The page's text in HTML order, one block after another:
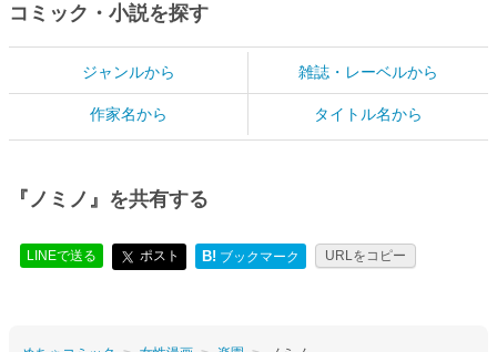
コミック・小説を探す
ジャンルから 雑誌・レーベルから
作家名から タイトル名から
『ノミノ』を共有する
LINEで送る ポスト B! ブックマーク URLをコピー